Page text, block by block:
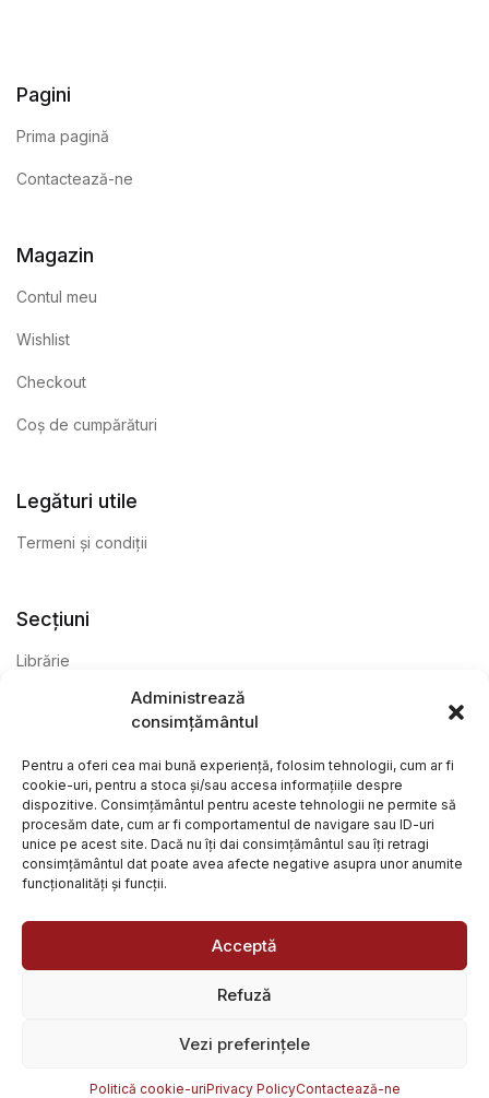
Administrează
consimțământul
Pentru a oferi cea mai bună experiență, folosim tehnologii, cum ar fi
cookie-uri, pentru a stoca și/sau accesa informațiile despre
dispozitive. Consimțământul pentru aceste tehnologii ne permite să
procesăm date, cum ar fi comportamentul de navigare sau ID-uri
unice pe acest site. Dacă nu îți dai consimțământul sau îți retragi
consimțământul dat poate avea afecte negative asupra unor anumite
funcționalități și funcții.
Acceptă
Refuză
Vezi preferințele
Politică cookie-uriPrivacy PolicyContactează-ne
Pagini
Prima pagină
Contactează-ne
Magazin
Contul meu
Wishlist
Checkout
Coș de cumpărături
Legături utile
Termeni și condiții
Secțiuni
Librărie
@ Librăria Arcana. Toate drepturile rezervate. Site creat de